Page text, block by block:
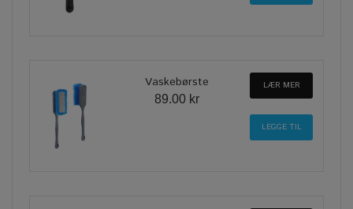
Vaskebørste
89.00 kr
LÆR MER